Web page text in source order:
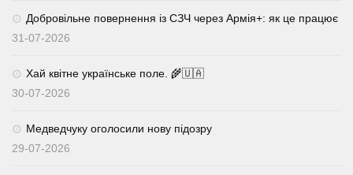
Добровільне повернення із СЗЧ через Армія+: як це працює
31-07-2026
Хай квітне українське поле. 🌾🇺🇦
30-07-2026
Медведчуку оголосили нову підозру
29-07-2026